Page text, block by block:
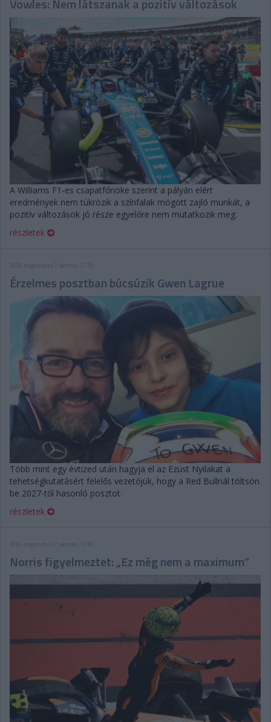
Vowles: Nem látszanak a pozitív változások
A Williams F1-es csapatfőnöke szerint a pályán elért
eredmények nem tükrözik a színfalak mögött zajló munkát, a
pozitív változások jó része egyelőre nem mutatkozik meg.
részletek
2026. augusztus 7. péntek, 12:19
Érzelmes posztban búcsúzik Gwen Lagrue
Több mint egy évtized után hagyja el az Ezüst Nyilakat a
tehetségkutatásért felelős vezetőjük, hogy a Red Bullnál töltsön
be 2027-től hasonló posztot.
részletek
2026. augusztus 7. péntek, 10:59
Norris figyelmeztet: „Ez még nem a maximum”